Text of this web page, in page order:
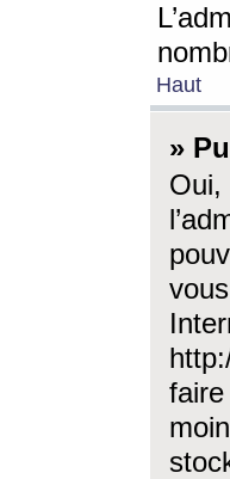
Haut
»
Oui,